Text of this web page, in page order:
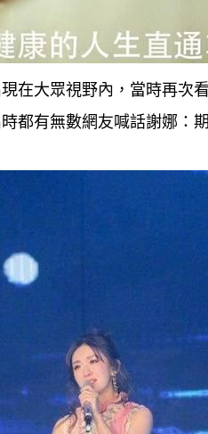
在大眾視野內，當時再次
都有無數網友喊話謝娜：